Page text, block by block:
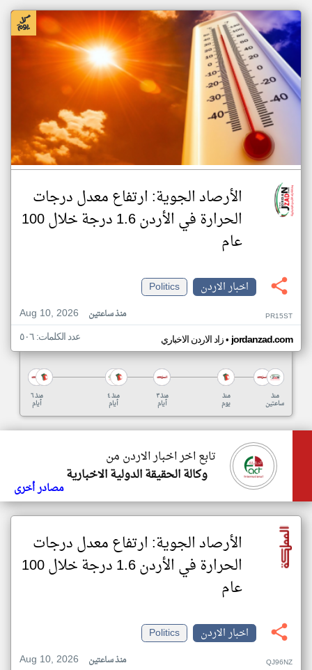
الأرصاد الجوية: ارتفاع معدل درجات
الحرارة في الأردن 1.6 درجة خلال 100
عام
اخبار الاردن
Politics
Aug 10, 2026
منذ ساعتين PR15ST
زاد الاردن الاخباري•jordanzad.com عدد الكلمات: ٥٠٦
منذ ٦
أيام
منذ ٤
أيام
منذ ٣
أيام
منذ
يوم
منذ
ساعتين
تابع اخر اخبار الاردن من
وكالة الحقيقة الدولية الاخبارية
مصادر أخرى
الأرصاد الجوية: ارتفاع معدل درجات
الحرارة في الأردن 1.6 درجة خلال 100
عام
اخبار الاردن
Politics
Aug 10, 2026
منذ ساعتين QJ96NZ